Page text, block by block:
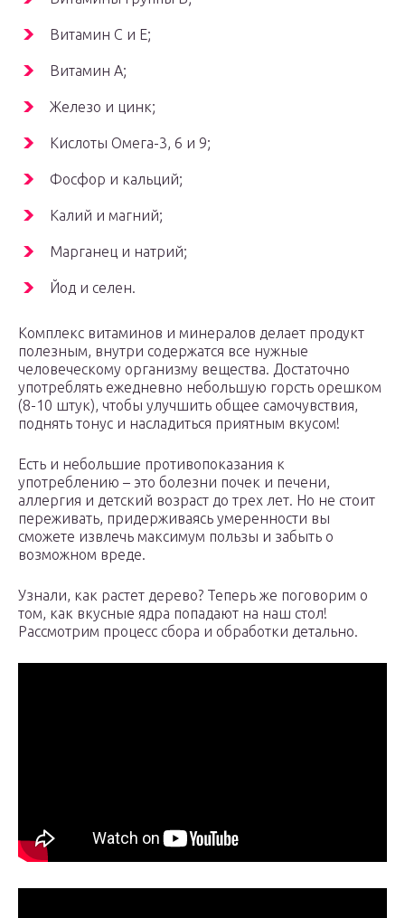
Витамин С и Е;
Витамин А;
Железо и цинк;
Кислоты Омега-3, 6 и 9;
Фосфор и кальций;
Калий и магний;
Марганец и натрий;
Йод и селен.
Комплекс витаминов и минералов делает продукт
полезным, внутри содержатся все нужные
человеческому организму вещества. Достаточно
употреблять ежедневно небольшую горсть орешком
(8-10 штук), чтобы улучшить общее самочувствия,
поднять тонус и насладиться приятным вкусом!
Есть и небольшие противопоказания к
употреблению – это болезни почек и печени,
аллергия и детский возраст до трех лет. Но не стоит
переживать, придерживаясь умеренности вы
сможете извлечь максимум пользы и забыть о
возможном вреде.
Узнали, как растет дерево? Теперь же поговорим о
том, как вкусные ядра попадают на наш стол!
Рассмотрим процесс сбора и обработки детально.